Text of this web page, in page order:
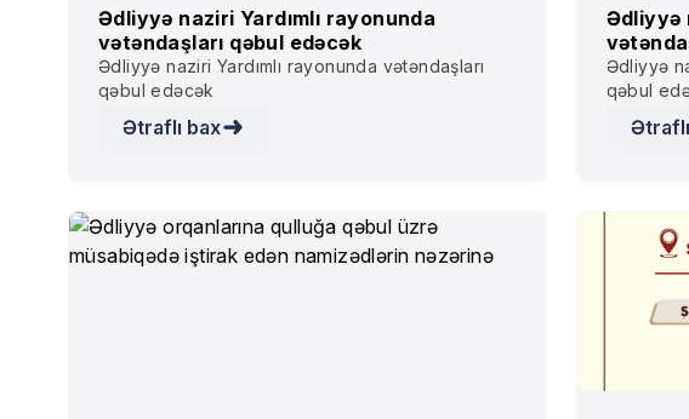
Ədliyyə naziri Yardımlı rayonunda
vətəndaşları qəbul edəcək
Ədliyyə naziri Yardımlı rayonunda vətəndaşları
qəbul edəcək
Ətraflı bax
Ədliyyə
Ədliyyə
qəbul